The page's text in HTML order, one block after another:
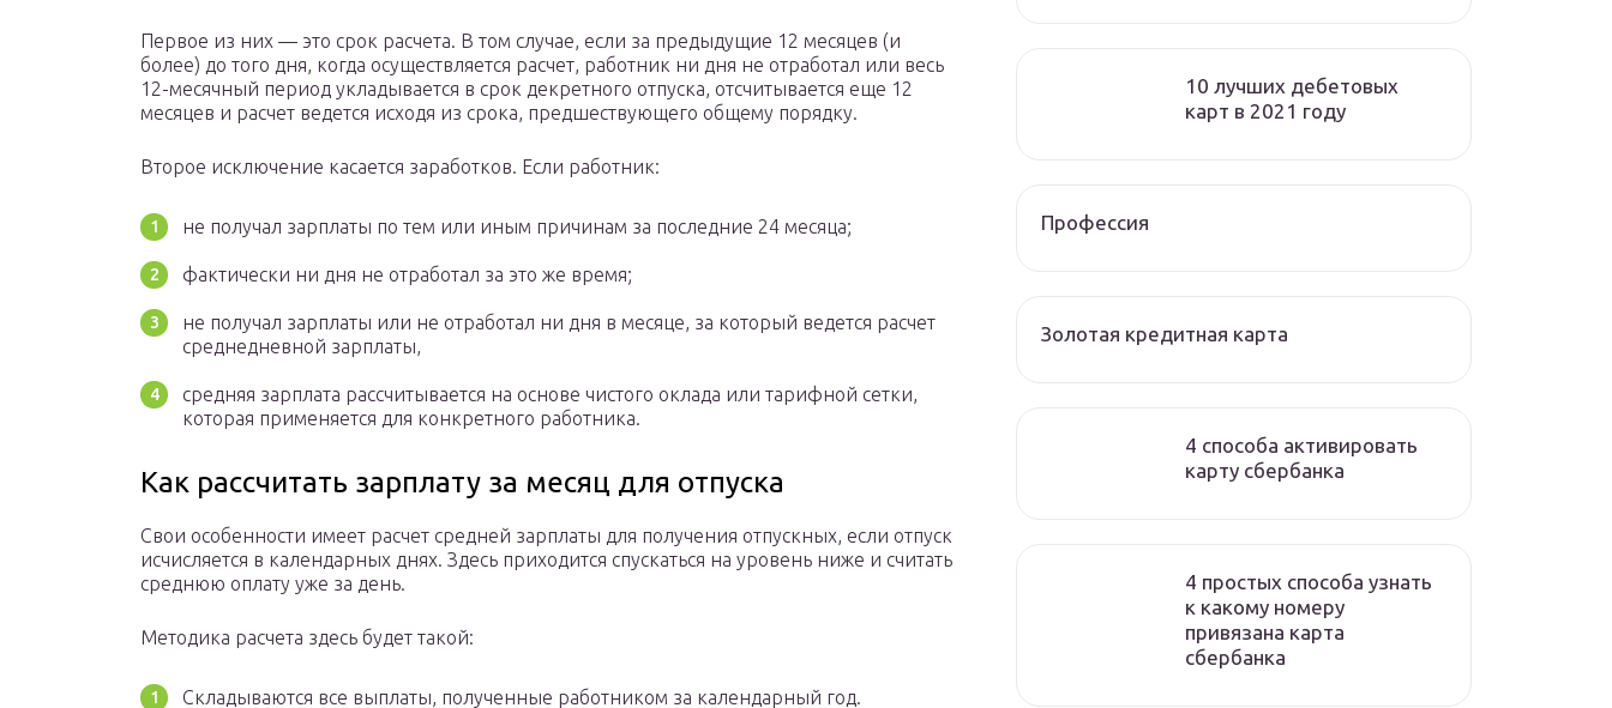
Первое из них — это срок расчета. В том случае, если за предыдущие 12 месяцев (и
более) до того дня, когда осуществляется расчет, работник ни дня не отработал или весь
12-месячный период укладывается в срок декретного отпуска, отсчитывается еще 12
месяцев и расчет ведется исходя из срока, предшествующего общему порядку.
Второе исключение касается заработков. Если работник:
не получал зарплаты по тем или иным причинам за последние 24 месяца;
фактически ни дня не отработал за это же время;
не получал зарплаты или не отработал ни дня в месяце, за который ведется расчет
среднедневной зарплаты,
средняя зарплата рассчитывается на основе чистого оклада или тарифной сетки,
которая применяется для конкретного работника.
Как рассчитать зарплату за месяц для отпуска
Свои особенности имеет расчет средней зарплаты для получения отпускных, если отпуск
исчисляется в календарных днях. Здесь приходится спускаться на уровень ниже и считать
среднюю оплату уже за день.
Методика расчета здесь будет такой:
Складываются все выплаты, полученные работником за календарный год.
10 лучших дебетовых
карт в 2021 году
Профессия
Золотая кредитная карта
4 способа активировать
карту сбербанка
4 простых способа узнать
к какому номеру
привязана карта
сбербанка